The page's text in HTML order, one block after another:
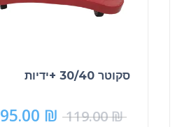
סקוטר 30/40 +ידיות
119.00₪
95.00 ₪